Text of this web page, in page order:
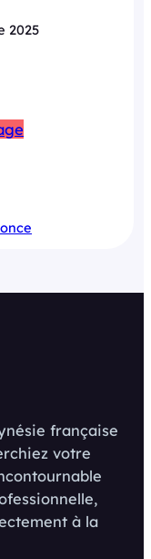
2025
française
votre
à la